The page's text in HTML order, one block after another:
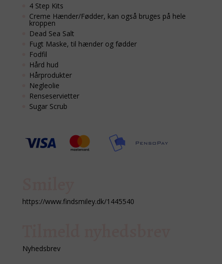
4 Step Kits
Creme Hænder/Fødder, kan også bruges på hele
kroppen
Dead Sea Salt
Fugt Maske, til hænder og fødder
Fodfil
Hård hud
Hårprodukter
Negleolie
Renseservietter
Sugar Scrub
https://www.findsmiley.dk/1445540
Nyhedsbrev